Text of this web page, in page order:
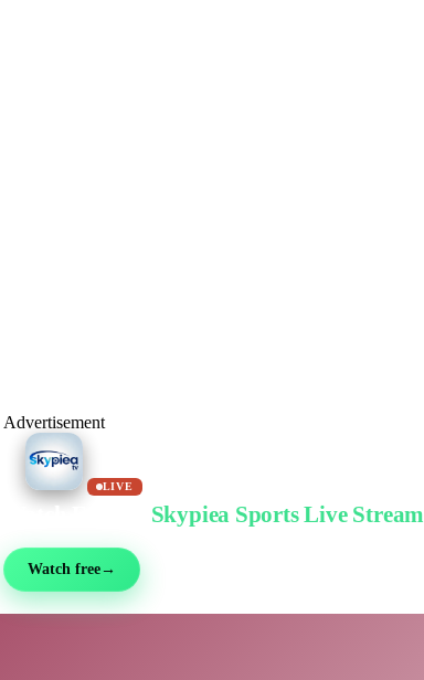
Advertisement
LIVE
Skypiea Sports Live Stream
Watch free→